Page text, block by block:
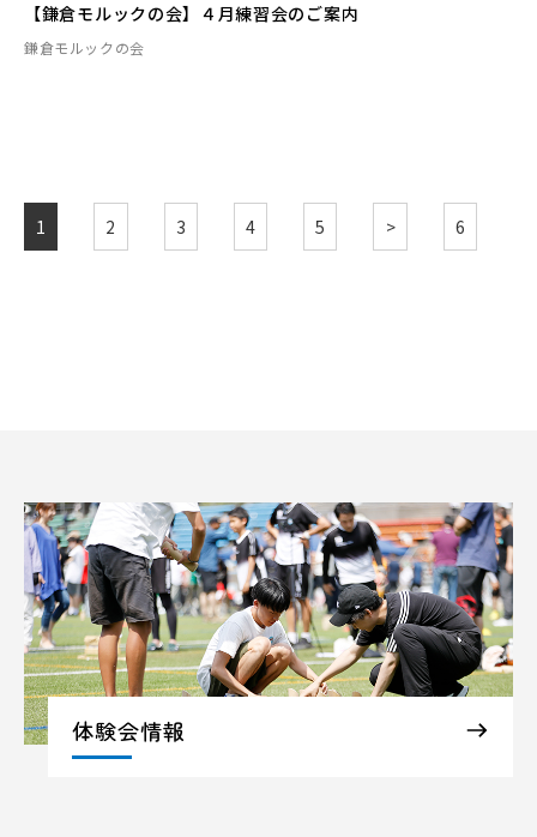
【鎌倉モルックの会】４月練習会のご案内
鎌倉モルックの会
1 2 3 4 5 > 6
体験会情報